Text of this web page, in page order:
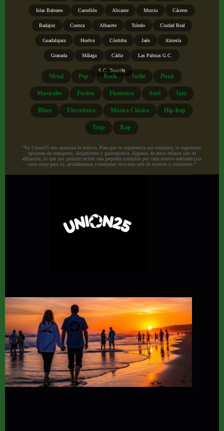
Islas Baleares Castellón Alicante Murcia Cáceres
Badajoz Cuenca Albacete Toledo Ciudad Real
Guadalajara Huelva Córdoba Jaén Almería
Granada Málaga Cádiz Las Palmas G.C.
S.C. Tenerife
Metal Pop Rock Indie Punk
Musicales Fusión Flamenco Soul Jazz
Blues Electrónica Música Clásica Hip-hop
Trap Rap
“En Union25 nos apasiona la música. Para que tu experiencia sea completa, te sugerimos
opciones de transporte, alojamiento y gastronomía. Algunos de estos enlaces son de
afiliación, lo que nos permite recibir una pequeña comisión por cada reserva realizada (sin
coste extra para ti), ayudándonos a mantener viva esta web de eventos y conciertos.”